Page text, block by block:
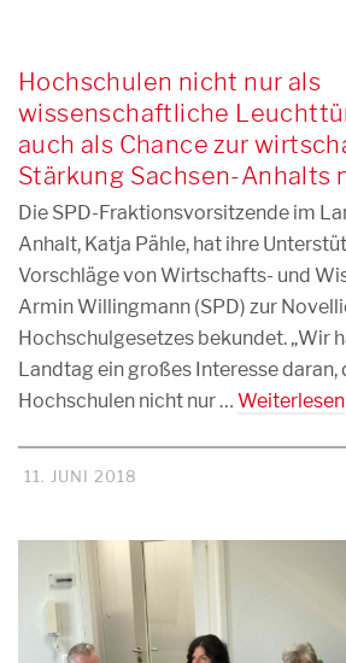
Hochschulen nicht nur als
wissenschaftliche
auch als Chance zur
Stärkung Sachsen-Anhalts
Die SPD-Fraktionsvorsitzende im
Anhalt, Katja Pähle, hat ihre
Vorschläge von Wirtschafts- und
Armin Willingmann (SPD) zur
Hochschulgesetzes bekundet. „Wir
Landtag ein großes Interesse daran,
Hochschulen nicht nur … Weiterlesen
11. JUNI 2018